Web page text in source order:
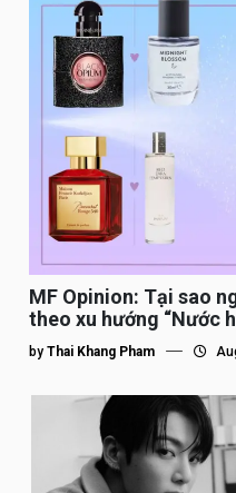
MF Opinion: Tại sao
theo xu hướng “Nước
by Thai Khang Pham